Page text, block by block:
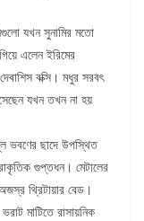
যখন সুনামির মতো
এলেন ইরিমের
বক্সি। মধুর সরবৎ
যখন তখন না হয়
ভবণের ছাদে উপস্থিত
গুপ্তধন। মেটালের
থ্রিটায়ার বেড।
মাটিতে রাসায়নিক